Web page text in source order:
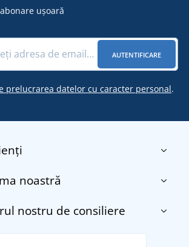
ușoară
AUTENTIFICARE
prelucrarea datelor cu caracter personal.
și reclamații
noastră
nostru de consiliere